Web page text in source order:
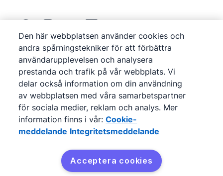
©2026Pipedrive
Pipedrive
Användarvillkor
Pipedrive
Integritetsmeddelande
Webbplatskarta
Cookie-meddelande
Inställningar för cookies
Pipedrive är ett webbaserat CRM för försäljning.
Den här webbplatsen använder cookies och
andra spårningstekniker för att förbättra
användarupplevelsen och analysera
prestanda och trafik på vår webbplats. Vi
delar också information om din användning
av webbplatsen med våra samarbetspartner
för sociala medier, reklam och analys. Mer
information finns i vår: Cookie-
meddelande Integritetsmeddelande
Acceptera cookies